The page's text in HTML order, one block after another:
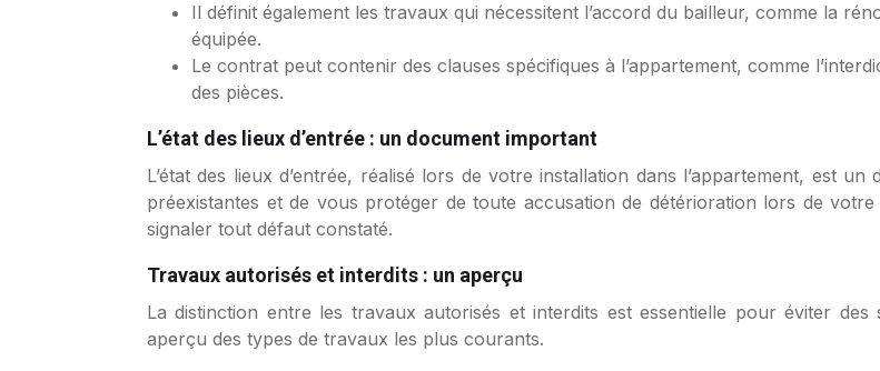
Il définit également les travaux qui nécessitent l’accord du bailleur, comme la
équipée.
Le contrat peut contenir des clauses spécifiques à l’appartement, comme
des pièces.
L’état des lieux d’entrée : un document important
L’état des lieux d’entrée, réalisé lors de votre installation dans l’appartement, est
préexistantes et de vous protéger de toute accusation de détérioration lors de
signaler tout défaut constaté.
Travaux autorisés et interdits : un aperçu
La distinction entre les travaux autorisés et interdits est essentielle pour éviter
aperçu des types de travaux les plus courants.